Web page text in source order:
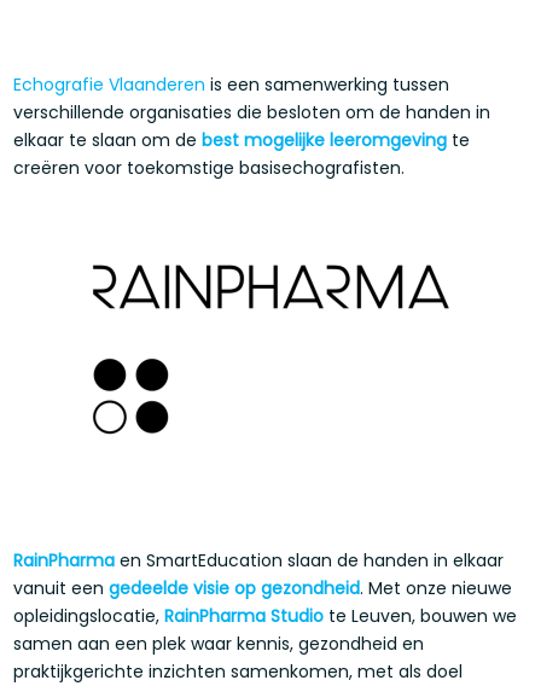
Echografie Vlaanderen is een samenwerking tussen
verschillende organisaties die besloten om de handen in
elkaar te slaan om debest mogelijke leeromgeving te
creëren voor toekomstige basisechografisten.
RainPharma en SmartEducation slaan de handen in elkaar
vanuit eengedeelde visie op gezondheid. Met onze nieuwe
opleidingslocatie,RainPharma Studio te Leuven, bouwen we
samen aan een plek waar kennis, gezondheid en
praktijkgerichte inzichten samenkomen, met als doel